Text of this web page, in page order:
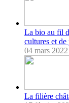
La bio au fil
cultures et
04 mars 2022
La filière